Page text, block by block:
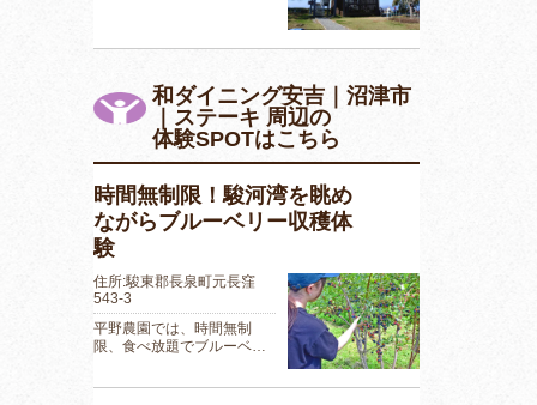
和ダイニング安吉｜沼津市
｜ステーキ 周辺の
体験SPOTはこちら
時間無制限！駿河湾を眺め
ながらブルーベリー収穫体
験
住所:駿東郡長泉町元長窪
543-3
平野農園では、時間無制
限、食べ放題でブルーベ…